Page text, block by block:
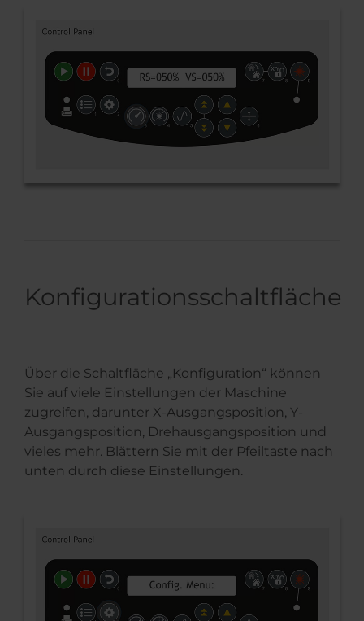
Konfigurationsschaltfläche
Über die Schaltfläche „Konfiguration“ können
Sie auf viele Einstellungen der Maschine
zugreifen, darunter X-Ausgangsposition, Y-
Ausgangsposition, Drehausgangsposition und
vieles mehr. Blättern Sie mit der Pfeiltaste nach
unten durch diese Einstellungen.